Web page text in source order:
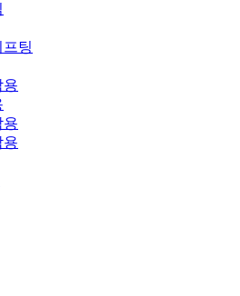
팅
용
용
용